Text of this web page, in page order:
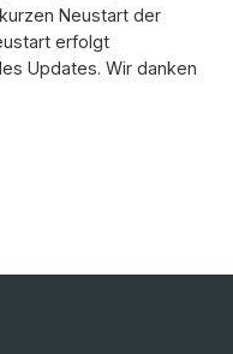
Neustart der
erfolgt
Updates. Wir danken